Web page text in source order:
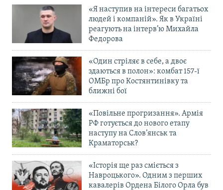
«Я наступив на інтереси багатьох
людей і компаній». Як в Україні
реагують на інтерв’ю Михайла
Федорова
«Один стріляє в себе, а двоє
здаються в полон»: комбат 157-ї
ОМБр про Костянтинівку та
ближні бої
«Повільне прогризання». Армія
РФ готується до нового етапу
наступу на Слов’янськ та
Краматорськ?
«Історія ще раз сміється з
Навроцького». Одним з перших
кавалерів Ордена Білого Орла був